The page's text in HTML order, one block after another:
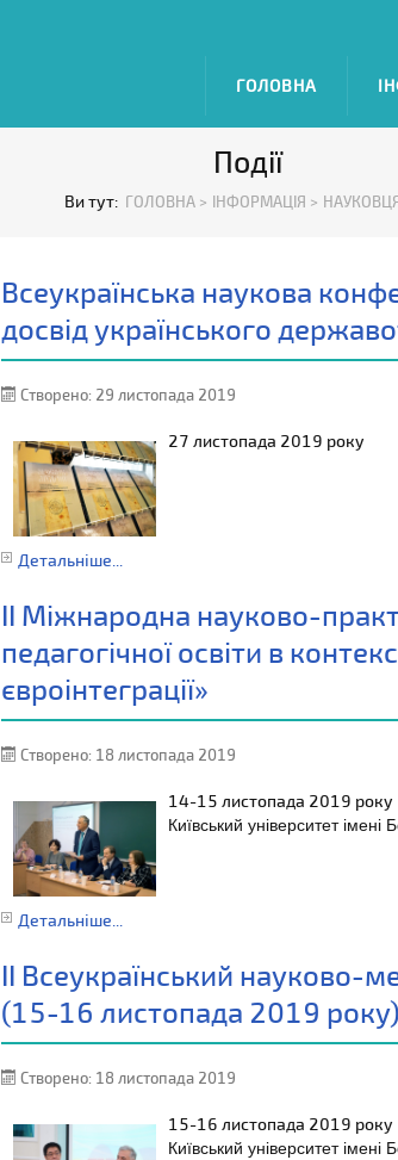
ГОЛОВНА
Події
Ви тут: ГОЛОВНА > ІНФОРМАЦІЯ >
Всеукраїнська наукова
досвід українського
Створено: 29 листопада 2019
27 листопада 2019 року
Детальніше...
ІІ Міжнародна науково-
педагогічної освіти в
євроінтеграції»
Створено: 18 листопада 2019
14-15 листопада 2019 року
Київський університет імені
Детальніше...
ІІ Всеукраїнський науково-
(15-16 листопада 2019 року)
Створено: 18 листопада 2019
15-16 листопада 2019 року
Київський університет імені